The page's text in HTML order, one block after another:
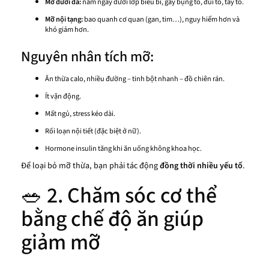
Mỡ nội tạng:bao quanh cơ quan (gan, tim…), nguy hiểm hơn và
khó giảm hơn.
Nguyên nhân tích mỡ:
Ăn thừa calo, nhiều đường – tinh bột nhanh – đồ chiên rán.
Ít vận động.
Mất ngủ, stress kéo dài.
Rối loạn nội tiết (đặc biệt ở nữ).
Hormone insulin tăng khi ăn uống không khoa học.
Để loại bỏ mỡ thừa, bạn phải tác độngđồng thời nhiều yếu tố.
🥗 2. Chăm sóc cơ thể
bằng chế độ ăn giúp
giảm mỡ